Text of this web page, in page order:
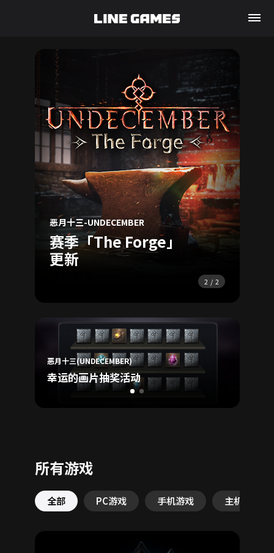
恶月十三-UNDECEMBER
赛季「The Forge」
更新
2 / 2
恶月十三(UNDECEMBER)
幸运的画片抽奖活动
所有游戏
全部 PC游戏 手机游戏 主机游戏